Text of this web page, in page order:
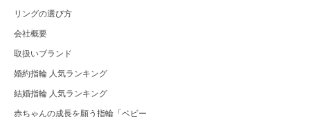
リングの選び方
会社概要
取扱いブランド
婚約指輪 人気ランキング
結婚指輪 人気ランキング
赤ちゃんの成長を願う指輪「ベビー